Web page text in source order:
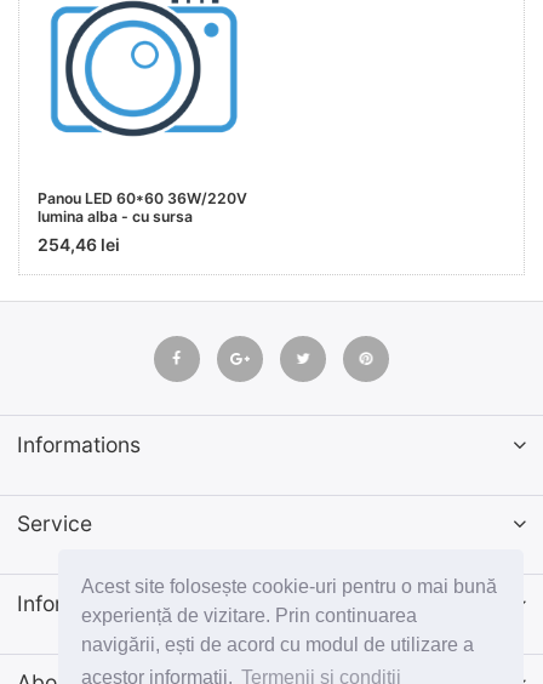
Acest site folosește cookie-uri pentru o mai bună
experiență de vizitare. Prin continuarea
navigării, ești de acord cu modul de utilizare a
acestor informații. Termenii si conditii
Panou LED 60*60 36W/220V
lumina alba - cu sursa
254,46 lei
Informations
Service
Informatii